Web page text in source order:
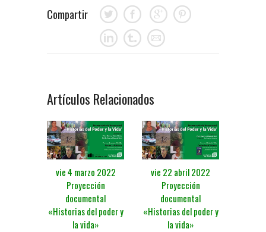
Compartir
Artículos Relacionados
vie 4 marzo 2022
Proyección
documental
«Historias del poder y
la vida»
vie 22 abril 2022
Proyección
documental
«Historias del poder y
la vida»